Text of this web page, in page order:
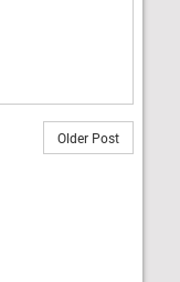
Older Post